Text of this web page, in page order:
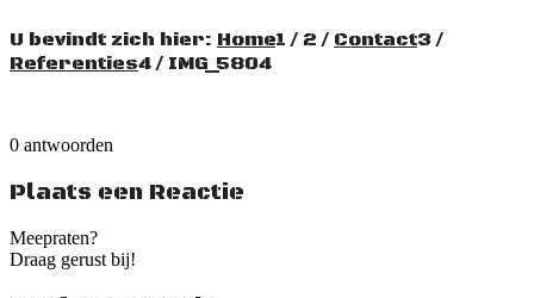
U bevindt zich hier: Home1 / 2 / Contact3 /
Referenties4 / IMG_5804
0 antwoorden
Plaats een Reactie
Meepraten?
Draag gerust bij!